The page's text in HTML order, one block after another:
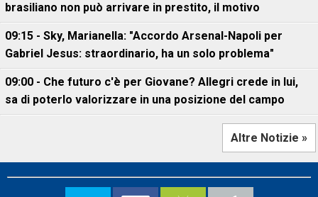
brasiliano non può arrivare in prestito, il motivo
09:15 - Sky, Marianella: "Accordo Arsenal-Napoli per
Gabriel Jesus: straordinario, ha un solo problema"
09:00 - Che futuro c'è per Giovane? Allegri crede in lui,
sa di poterlo valorizzare in una posizione del campo
Altre Notizie »